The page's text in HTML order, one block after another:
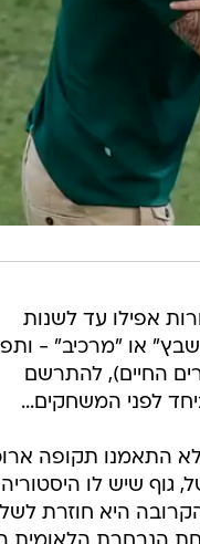
אפילו עד לשנות
או "מרכיב" -
החיים), להתרשם
לפני המשחקים...
התאמנו תקופה
גוף שיש לו היסטוריה
היא חוזרת